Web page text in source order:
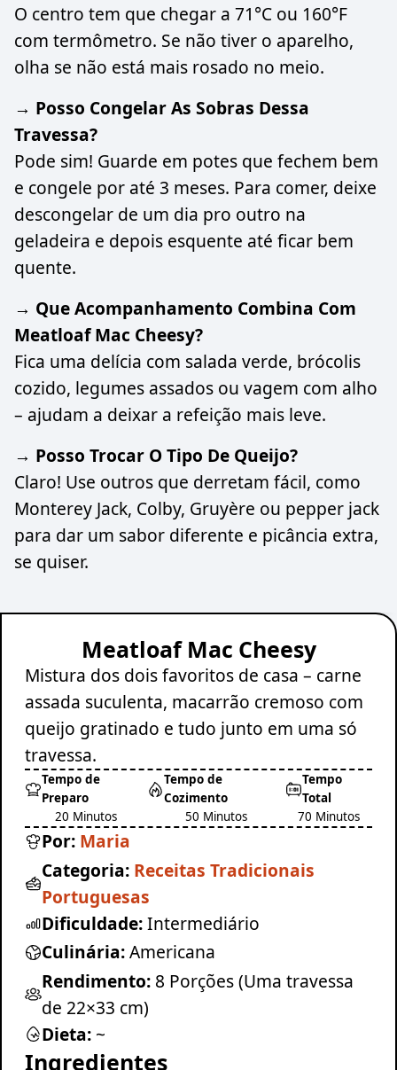
O centro tem que chegar a 71°C ou 160°F
com termômetro. Se não tiver o aparelho,
olha se não está mais rosado no meio.
→ Posso Congelar As Sobras Dessa
Travessa?
Pode sim! Guarde em potes que fechem bem
e congele por até 3 meses. Para comer, deixe
descongelar de um dia pro outro na
geladeira e depois esquente até ficar bem
quente.
→ Que Acompanhamento Combina Com
Meatloaf Mac Cheesy?
Fica uma delícia com salada verde, brócolis
cozido, legumes assados ou vagem com alho
– ajudam a deixar a refeição mais leve.
→ Posso Trocar O Tipo De Queijo?
Claro! Use outros que derretam fácil, como
Monterey Jack, Colby, Gruyère ou pepper jack
para dar um sabor diferente e picância extra,
se quiser.
Meatloaf Mac Cheesy
Mistura dos dois favoritos de casa – carne
assada suculenta, macarrão cremoso com
queijo gratinado e tudo junto em uma só
travessa.
Tempo de
Preparo
20 Minutos
Tempo de
Cozimento
50 Minutos
Tempo
Total
70 Minutos
Por: Maria
Categoria: Receitas Tradicionais
Portuguesas
Dificuldade:Intermediário
Culinária:Americana
Rendimento: 8 Porções (Uma travessa
de 22×33 cm)
Dieta: ~
Ingredientes